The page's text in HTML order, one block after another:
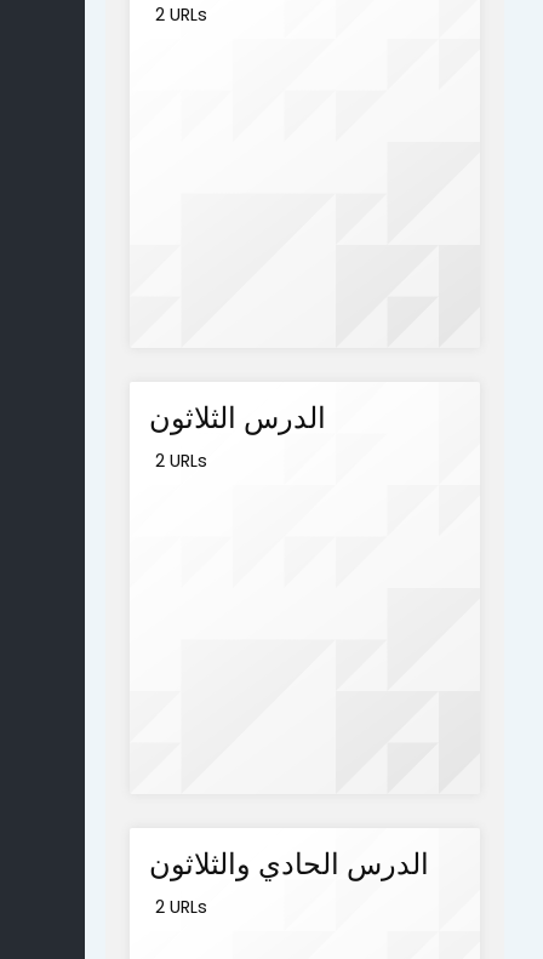
2 URLs
الدرس الثلاثون
2 URLs
الدرس الحادي والثلاثون
2 URLs